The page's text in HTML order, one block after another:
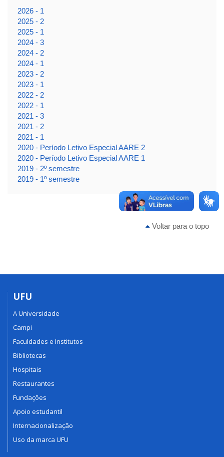
2026 - 1
2025 - 2
2025 - 1
2024 - 3
2024 - 2
2024 - 1
2023 - 2
2023 - 1
2022 - 2
2022 - 1
2021 - 3
2021 - 2
2021 - 1
2020 - Período Letivo Especial AARE 2
2020 - Período Letivo Especial AARE 1
2019 - 2º semestre
2019 - 1º semestre
Voltar para o topo
UFU
A Universidade
Campi
Faculdades e Institutos
Bibliotecas
Hospitais
Restaurantes
Fundações
Apoio estudantil
Internacionalização
Uso da marca UFU